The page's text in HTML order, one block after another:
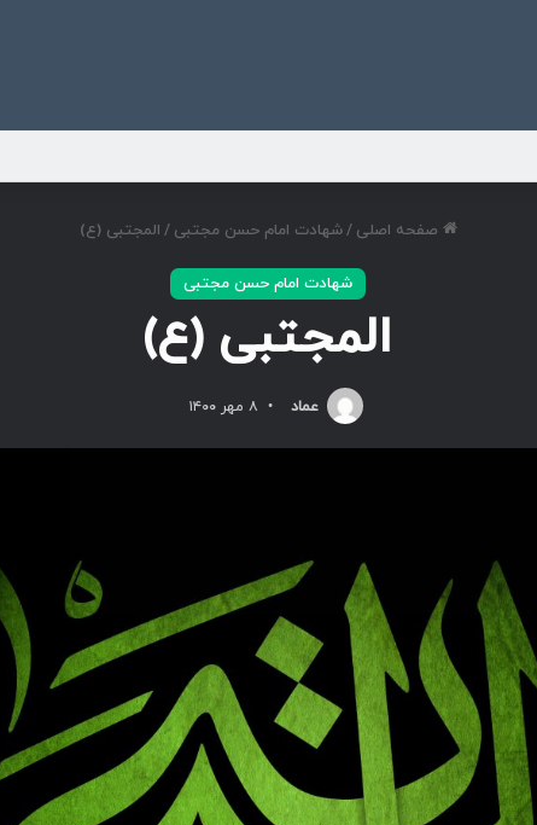
صفحه اصلی /شهادت امام حسن مجتبی / المجتبی (ع)
شهادت امام حسن مجتبی
المجتبی (ع)
عماد ۸ مهر ۱۴۰۰